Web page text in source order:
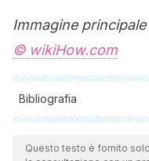
Immagine
© wikiHow.com
Bibliografia
Tutte le fonti citate sono
team per garantirne la
Questo testo è fornito